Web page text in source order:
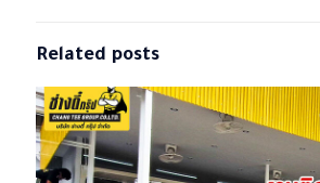
Related posts